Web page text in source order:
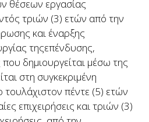
θέσεων εργασίας
τριών (3) ετών από την
και έναρξης
τηςεπένδυσης,
δημιουργείται μέσω της
στη συγκεκριμένη
τουλάχιστον πέντε (5) ετών
επιχειρήσεις και τριών (3)